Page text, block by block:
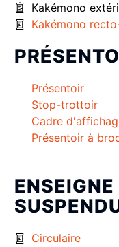
Kakémono
Kakémono
Présentoir
Stop-trottoir
Cadre
Présentoir à
ENSEIGNE
Circulaire